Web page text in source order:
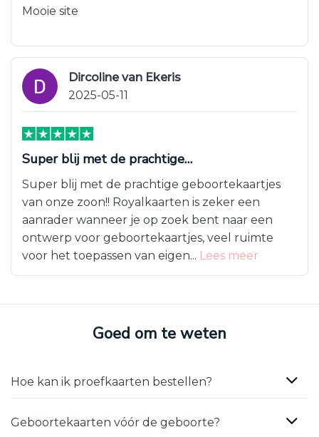
Mooie site
Dircoline van Ekeris
2025-05-11
Super blij met de prachtige…
Super blij met de prachtige geboortekaartjes
van onze zoon!! Royalkaarten is zeker een
aanrader wanneer je op zoek bent naar een
ontwerp voor geboortekaartjes, veel ruimte
voor het toepassen van eigen... Lees meer
Goed om te weten
Hoe kan ik proefkaarten bestellen?
Geboortekaarten vóór de geboorte?